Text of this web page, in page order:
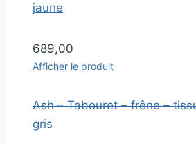
jaune
689,00
Afficher le produit
Ash – Tabouret – frêne –
gris